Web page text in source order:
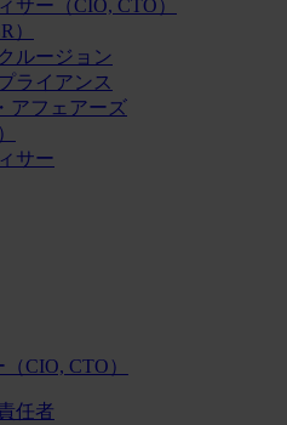
サー（CIO, CTO）
）
ルージョン
ライアンス
アフェアーズ
サー
CIO, CTO）
任者